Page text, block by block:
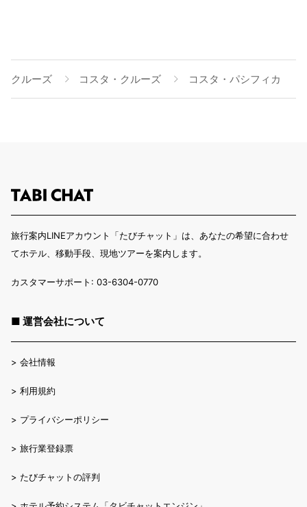
クルーズ コスタ・クルーズ コスタ・パシフィカ
旅行案内LINEアカウント「たびチャット」は、あなたの希望に合わせ
てホテル、移動手段、現地ツアーを案内します。
カスタマーサポート: 03-6304-0770
■ 運営会社について
> 会社情報
> 利用規約
> プライバシーポリシー
> 旅行業登録票
> たびチャットの評判